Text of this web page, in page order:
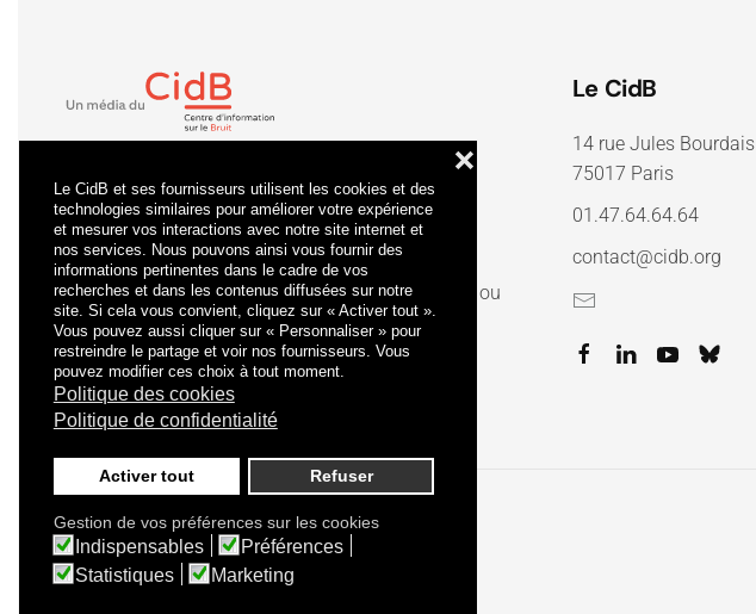
Le CidB et ses fournisseurs utilisent les cookies et des
technologies similaires pour améliorer votre expérience
et mesurer vos interactions avec notre site internet et
nos services. Nous pouvons ainsi vous fournir des
informations pertinentes dans le cadre de vos
recherches et dans les contenus diffusées sur notre
site. Si cela vous convient, cliquez sur « Activer tout ».
Vous pouvez aussi cliquer sur « Personnaliser » pour
restreindre le partage et voir nos fournisseurs. Vous
pouvez modifier ces choix à tout moment.
Politique des cookies
Politique de confidentialité
Activer tout Refuser
❌
Gestion de vos préférences sur les cookies
Indispensables
Préférences
Statistiques
Marketing
Lacertification qualité a été délivrée au titre de la ou
des catégories d'actions suivantes : actions de
formation.
Le CidB
14 rue Jules Bourdais
75017 Paris
01.47.64.64.64
contact@cidb.org
Politique de confidentialité Mentions légales